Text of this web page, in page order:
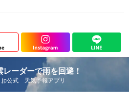
レーダーで雨を回避！
公式 天気予報アプリ